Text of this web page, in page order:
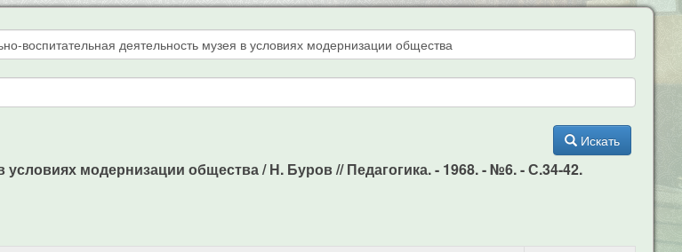
Искать
модернизации общества / Н. Буров // Педагогика. - 1968. - №6. - С.34-42.